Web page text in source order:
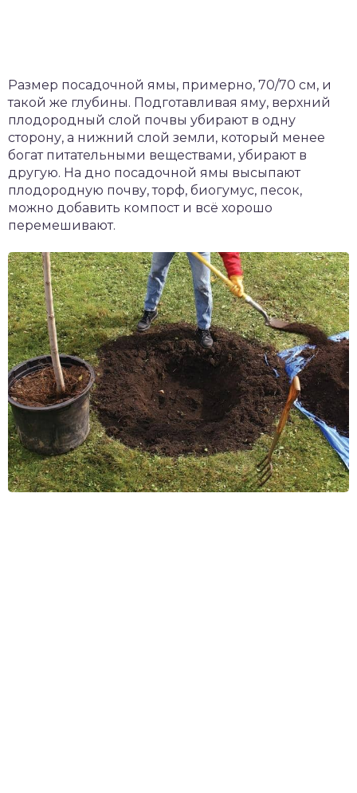
Размер посадочной ямы, примерно, 70/70 см, и
такой же глубины. Подготавливая яму, верхний
плодородный слой почвы убирают в одну
сторону, а нижний слой земли, который менее
богат питательными веществами, убирают в
другую. На дно посадочной ямы высыпают
плодородную почву, торф, биогумус, песок,
можно добавить компост и всё хорошо
перемешивают.